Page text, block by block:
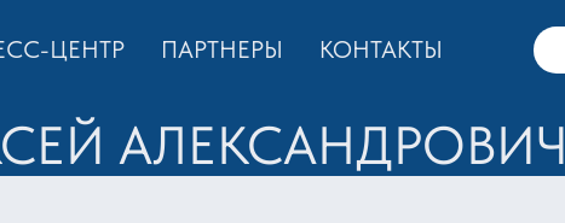
ЦЕНТР ПАРТНЕРЫ КОНТАКТЫ
АЛЕКСАНДРОВИЧ